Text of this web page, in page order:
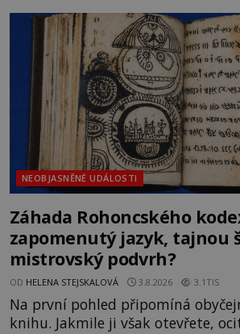
na legendě něco pravdy, nebo
souhru okolností? Když antropolog Michail
Gerasimov (1907-1970) a
NEOBJASNĚNÉ UDÁLOSTI
Záhada Rohoncského
zapomenutý jazyk, tajnou
mistrovský podvrh?
OD HELENA STEJSKALOVÁ 3.8.2026 3.1TIS
Na první pohled připomíná
knihu. Jakmile ji však otevřete,